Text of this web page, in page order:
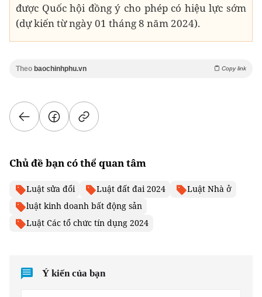
được Quốc hội đồng ý cho phép có hiệu lực sớm
(dự kiến từ ngày 01 tháng 8 năm 2024).
Theo baochinhphu.vn Copy link
Chủ đề bạn có thể quan tâm
Luật sửa đổi Luật đất đai 2024
Luật Nhà ở
luật kinh doanh bất động sản
Luật Các tổ chức tín dụng 2024
Ý kiến của bạn